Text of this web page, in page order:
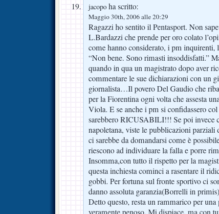
jacopo ha scritto:
Maggio 30th, 2006 alle 20:29
Ragazzi ho sentito il Pentasport. Non
L.Bardazzi che prende per oro colato
come hanno considerato, i pm
“Non bene. Sono rimasti insoddisfatti.”
quando in qua un magistrato dopo aver
commentare le sue dichiarazioni con un
giornalista…Il povero Del Gaudio che
per la Fiorentina ogni volta che assesta
Viola. E se anche i pm si confidassero
sarebbero RICUSABILI!!! Se poi invece
napoletana, viste le pubblicazioni parziali
ci sarebbe da domandarsi come è
riescono ad individuare la falla e porre
Insomma,con tutto il rispetto per la
questa inchiesta cominci a rasentare il
gobbi. Per fortuna sul fronte sportivo ci
danno assoluta garanzia(Borrelli in
Detto questo, resta un rammarico per
veramente penoso. Mi dispiace, ma con